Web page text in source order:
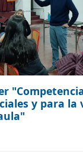
y para la